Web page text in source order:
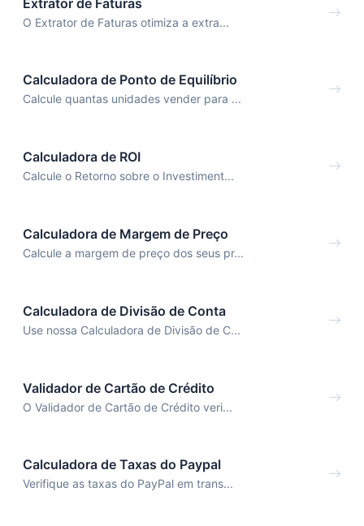
O Extrator de Faturas otimiza a extra...
Calculadora de Ponto de Equilíbrio
Calcule quantas unidades vender para ...
Calculadora de ROI
Calcule o Retorno sobre o Investiment...
Calculadora de Margem de Preço
Calcule a margem de preço dos seus pr...
Calculadora de Divisão de Conta
Use nossa Calculadora de Divisão de C...
Validador de Cartão de Crédito
O Validador de Cartão de Crédito veri...
Calculadora de Taxas do Paypal
Verifique as taxas do PayPal em trans...